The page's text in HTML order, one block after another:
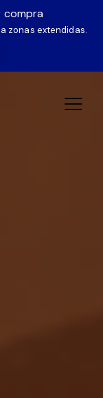
compra
zonas extendidas.